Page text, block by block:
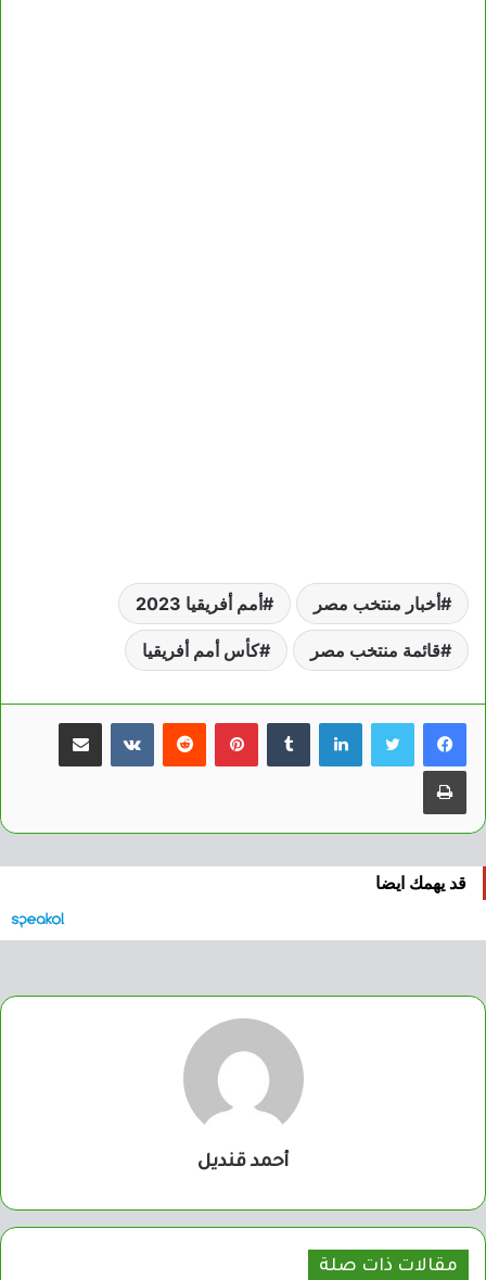
أخبار منتخب مصر أمم أفريقيا 2023
قائمة منتخب مصر كأس أمم أفريقيا
لينكدإن بينتيريست مشاركة عبر البريد
طباعة
قد يهمك ايضا
أحمد قنديل
مقالات ذات صلة